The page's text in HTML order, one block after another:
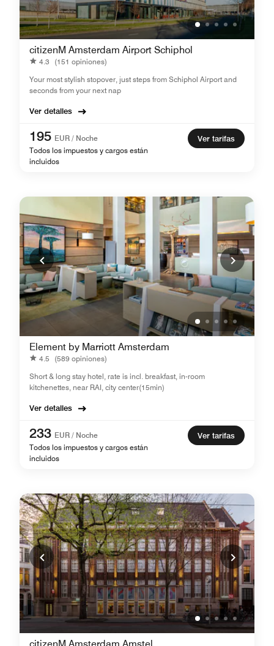
citizenM Amsterdam Airport Schiphol
4.3
(151 opiniones)
Your most stylish stopover, just steps from Schiphol Airport and
seconds from your next nap
Ver detalles
195 EUR / Noche
Todos los impuestos y cargos están
incluidos
Ver tarifas
Element by Marriott Amsterdam
4.5
(589 opiniones)
Short & long stay hotel, rate is incl. breakfast, in-room
kitchenettes, near RAI, city center(15min)
Ver detalles
233 EUR / Noche
Todos los impuestos y cargos están
incluidos
Ver tarifas